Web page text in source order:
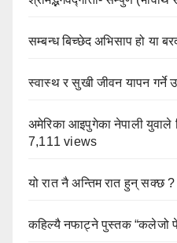
सम्बन्ध बिच्छेद अभिसाप हो या
स्वास्थ र सुखी जीवन यापन गर्ने
अमेरिका आइपुगेका नेपाली युवाले
7,111 views
यो रात नै अन्तिम रात हुन् सक्छ ?
कहिल्यै नफाट्ने पुस्तक “कलेजो